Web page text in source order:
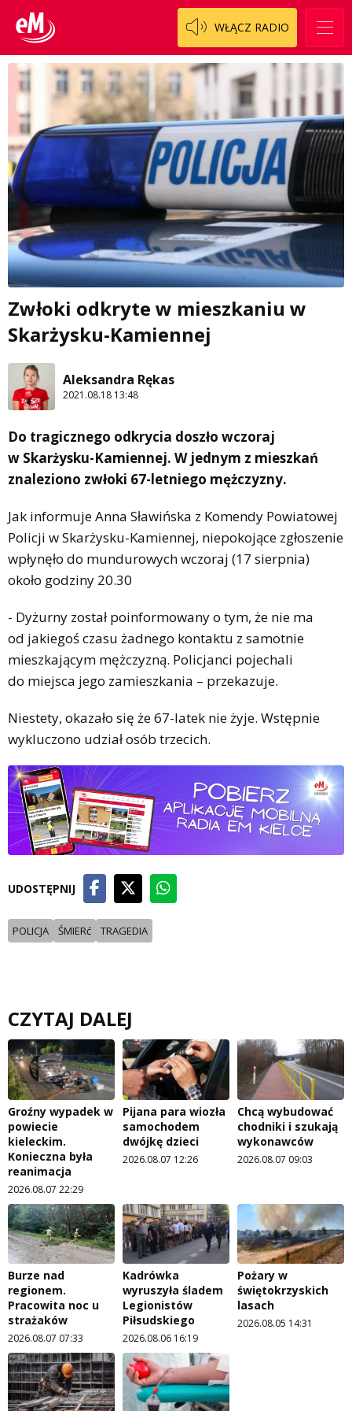
WŁĄCZ RADIO
Zwłoki odkryte w mieszkaniu w
Skarżysku-Kamiennej
Aleksandra Rękas
2021.08.18 13:48
Do tragicznego odkrycia doszło wczoraj
w Skarżysku-Kamiennej. W jednym z mieszkań
znaleziono zwłoki 67-letniego mężczyzny.
Jak informuje Anna Sławińska z Komendy Powiatowej
Policji w Skarżysku-Kamiennej, niepokojące zgłoszenie
wpłynęło do mundurowych wczoraj (17 sierpnia)
około godziny 20.30
- Dyżurny został poinformowany o tym, że nie ma
od jakiegoś czasu żadnego kontaktu z samotnie
mieszkającym mężczyzną. Policjanci pojechali
do miejsca jego zamieszkania – przekazuje.
Niestety, okazało się że 67-latek nie żyje. Wstępnie
wykluczono udział osób trzecich.
UDOSTĘPNIJ
POLICJA ŚMIERć TRAGEDIA
CZYTAJ DALEJ
Groźny wypadek w
powiecie
kieleckim.
Konieczna była
reanimacja
2026.08.07 22:29
Pijana para wiozła
samochodem
dwójkę dzieci
2026.08.07 12:26
Chcą wybudować
chodniki i szukają
wykonawców
2026.08.07 09:03
Burze nad
regionem.
Pracowita noc u
strażaków
2026.08.07 07:33
Kadrówka
wyruszyła śladem
Legionistów
Piłsudskiego
2026.08.06 16:19
Pożary w
świętokrzyskich
lasach
2026.08.05 14:31